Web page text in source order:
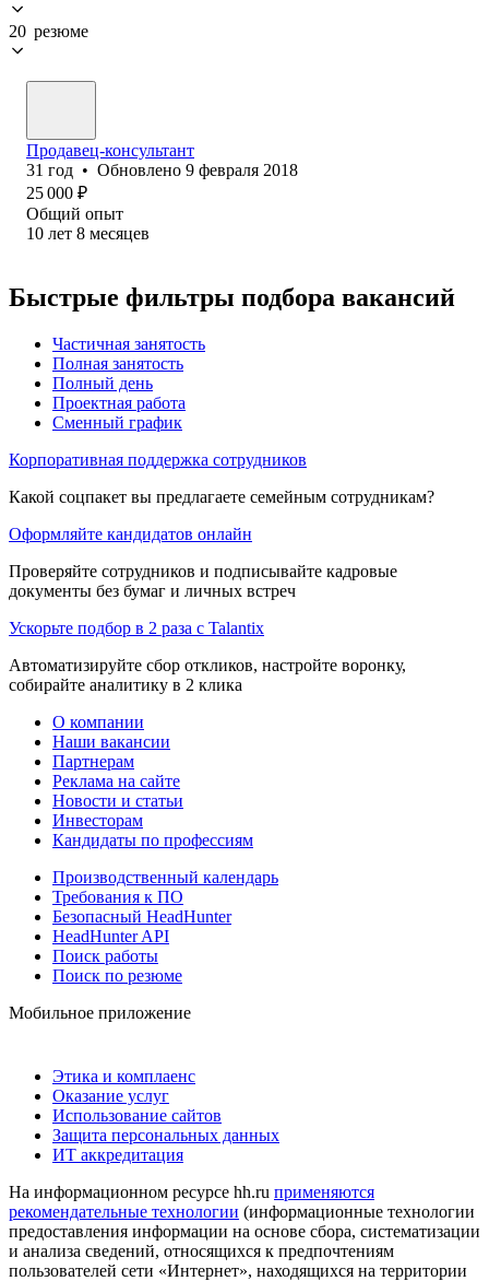
20 резюме
Продавец-консультант
31 год • Обновлено 9 февраля 2018
25 000 ₽
Общий опыт
10 лет 8 месяцев
Быстрые фильтры подбора вакансий
Частичная занятость
Полная занятость
Полный день
Проектная работа
Сменный график
Корпоративная поддержка сотрудников
Какой соцпакет вы предлагаете семейным сотрудникам?
Оформляйте кандидатов онлайн
Проверяйте сотрудников и подписывайте кадровые
документы без бумаг и личных встреч
Ускорьте подбор в 2 раза с Talantix
Автоматизируйте сбор откликов, настройте воронку,
собирайте аналитику в 2 клика
О компании
Наши вакансии
Партнерам
Реклама на сайте
Новости и статьи
Инвесторам
Кандидаты по профессиям
Производственный календарь
Требования к ПО
Безопасный HeadHunter
HeadHunter API
Поиск работы
Поиск по резюме
Мобильное приложение
Этика и комплаенс
Оказание услуг
Использование сайтов
Защита персональных данных
ИТ аккредитация
На информационном ресурсе hh.ru применяются
рекомендательные технологии (информационные технологии
предоставления информации на основе сбора, систематизации
и анализа сведений, относящихся к предпочтениям
пользователей сети «Интернет», находящихся на территории